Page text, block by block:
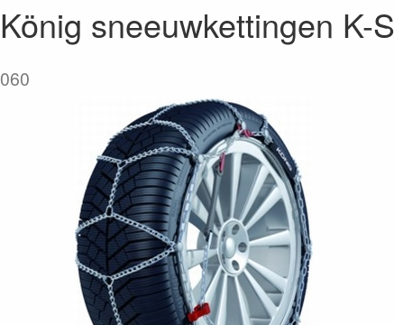
König sneeuwkettingen K-
060